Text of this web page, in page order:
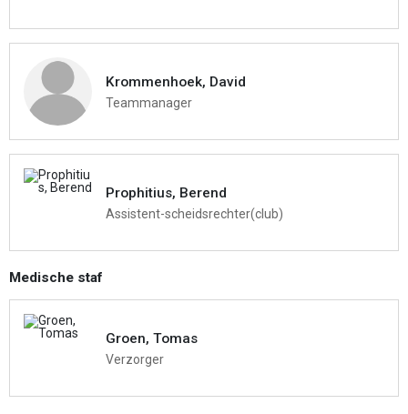
Krommenhoek, David
Teammanager
Prophitius, Berend
Assistent-scheidsrechter(club)
Medische staf
Groen, Tomas
Verzorger